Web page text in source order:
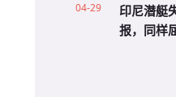
04-29
印尼潜艇
报，同样